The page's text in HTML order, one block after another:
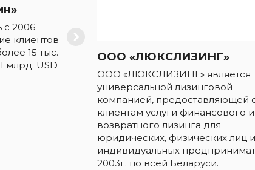
с 2006
клиентов
15 тыс.
млрд. USD
ООО «ЛЮКСЛИЗИНГ»
ООО «ЛЮКСЛИЗИНГ» является
универсальной лизинговой
компанией, предоставляющей
клиентам услуги финансового и
возвратного лизинга для
юридических, физических лиц и
индивидуальных
2003г. по всей Беларуси.